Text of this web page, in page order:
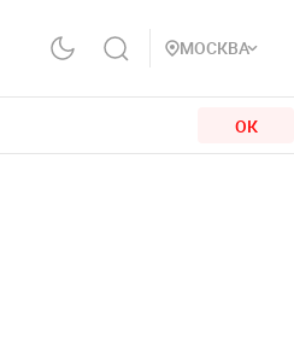
МОСКВА
ОК